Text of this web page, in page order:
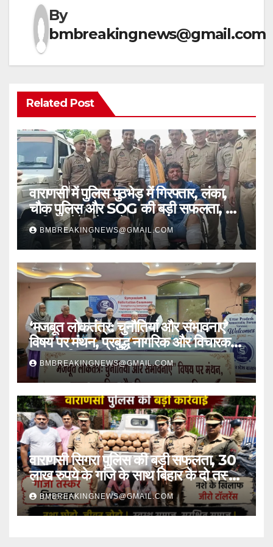
By
bmbreakingnews@gmail.com
Related Post
वाराणसी में पुलिस मुठभेड़ में गिरफ्तार, लंका,
चौक पुलिस और SOG की बड़ी सफलता, 2
शातिर लुटेरे चढ़े हत्थे
BMBREAKINGNEWS@GMAIL.COM
‘मजबूत लोकतंत्र: चुनौतियां और संभावनाएं’
विषय पर मंथन, प्रबुद्ध नागरिक और विचारक
हुए सम्मानित
BMBREAKINGNEWS@GMAIL.COM
वाराणसी सिगरा पुलिस की बड़ी सफलता, 30
लाख रुपये के गांजे के साथ बिहार के दो तस्कर
गिरफ्तार
BMBREAKINGNEWS@GMAIL.COM